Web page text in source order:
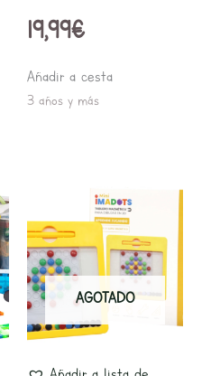
19,99€
Añadir a cesta
3 años y más
AGOTADO